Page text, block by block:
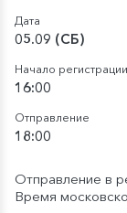
Дата
05.09 (СБ)
Начало регистрации
16:00
Отправление
18:00
Отправление в
Время